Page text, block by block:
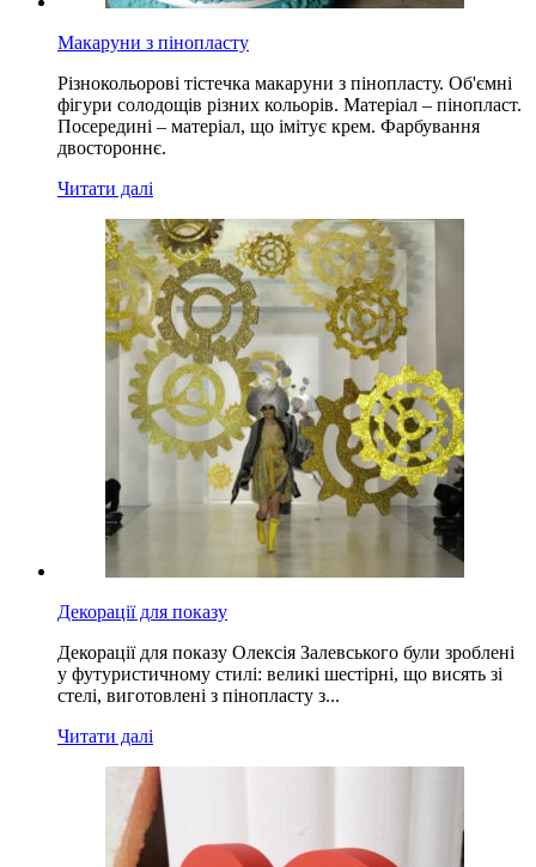
Макаруни з пінопласту
Різнокольорові тістечка макаруни з пінопласту. Об'ємні
фігури солодощів різних кольорів. Матеріал – пінопласт.
Посередині – матеріал, що імітує крем. Фарбування
двостороннє.
Читати далі
Декорації для показу
Декорації для показу Олексія Залевського були зроблені
у футуристичному стилі: великі шестірні, що висять зі
стелі, виготовлені з пінопласту з...
Читати далі